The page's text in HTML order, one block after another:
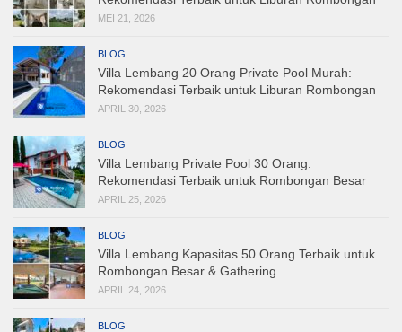
MEI 21, 2026
BLOG
Villa Lembang 20 Orang Private Pool Murah:
Rekomendasi Terbaik untuk Liburan Rombongan
APRIL 30, 2026
BLOG
Villa Lembang Private Pool 30 Orang:
Rekomendasi Terbaik untuk Rombongan Besar
APRIL 25, 2026
BLOG
Villa Lembang Kapasitas 50 Orang Terbaik untuk
Rombongan Besar & Gathering
APRIL 24, 2026
BLOG